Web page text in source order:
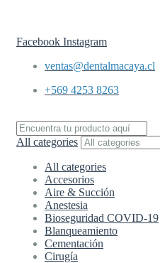
Facebook Instagram
ventas@dentalmacaya.cl
+569 4253 8263
All categories
All categories
Accesorios
Aire & Succión
Anestesia
Bioseguridad COVID-19
Blanqueamiento
Cementación
Cirugía